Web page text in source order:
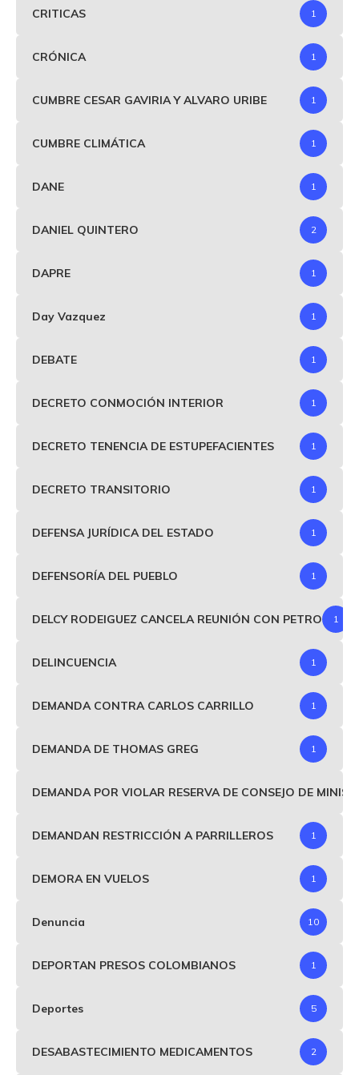
CRITICAS 1
CRÓNICA 1
CUMBRE CESAR GAVIRIA Y ALVARO URIBE 1
CUMBRE CLIMÁTICA 1
DANE 1
DANIEL QUINTERO 2
DAPRE 1
Day Vazquez 1
DEBATE 1
DECRETO CONMOCIÓN INTERIOR 1
DECRETO TENENCIA DE ESTUPEFACIENTES 1
DECRETO TRANSITORIO 1
DEFENSA JURÍDICA DEL ESTADO 1
DEFENSORÍA DEL PUEBLO 1
DELCY RODEIGUEZ CANCELA REUNIÓN CON PETRO 1
DELINCUENCIA 1
DEMANDA CONTRA CARLOS CARRILLO 1
DEMANDA DE THOMAS GREG 1
DEMANDA POR VIOLAR RESERVA DE CONSEJO DE
DEMANDAN RESTRICCIÓN A PARRILLEROS 1
DEMORA EN VUELOS 1
Denuncia 10
DEPORTAN PRESOS COLOMBIANOS 1
Deportes 5
DESABASTECIMIENTO MEDICAMENTOS 2